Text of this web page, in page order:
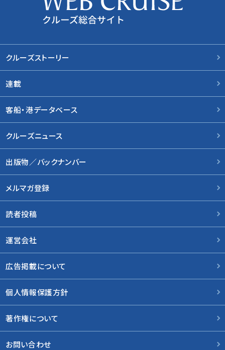
クルーズストーリー
連載
客船・港データベース
クルーズニュース
出版物／バックナンバー
メルマガ登録
読者投稿
運営会社
広告掲載について
個人情報保護方針
著作権について
お問い合わせ